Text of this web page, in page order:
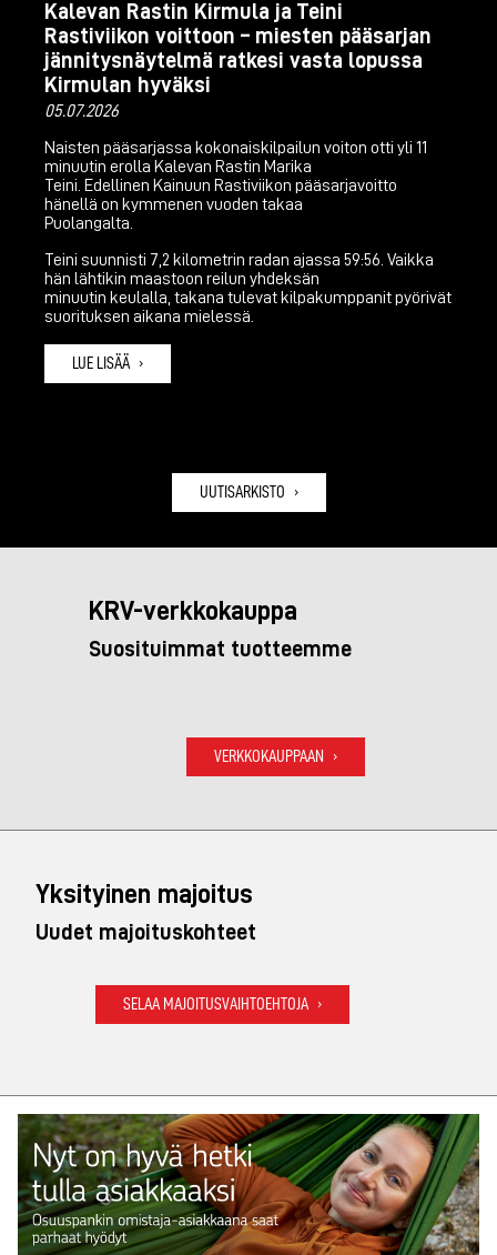
Kalevan Rastin Kirmula ja Teini
Rastiviikon voittoon – miesten pääsarjan
jännitysnäytelmä ratkesi vasta lopussa
Kirmulan hyväksi
05.07.2026
Naisten pääsarjassa kokonaiskilpailun voiton otti yli 11
minuutin erolla Kalevan Rastin Marika
Teini. Edellinen Kainuun Rastiviikon pääsarjavoitto
hänellä on kymmenen vuoden takaa
Puolangalta.
Teini suunnisti 7,2 kilometrin radan ajassa 59:56. Vaikka
hän lähtikin maastoon reilun yhdeksän
minuutin keulalla, takana tulevat kilpakumppanit pyörivät
suorituksen aikana mielessä.
LUE LISÄÄ
UUTISARKISTO
KRV-verkkokauppa
Suosituimmat tuotteemme
VERKKOKAUPPAAN
Yksityinen majoitus
Uudet majoituskohteet
SELAA MAJOITUSVAIHTOEHTOJA